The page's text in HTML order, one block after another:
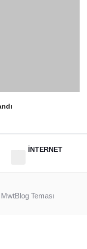
İNTERNET
Teması